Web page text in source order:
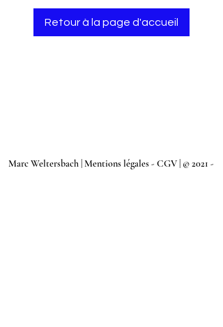
Retour à la page d'accueil
Marc Weltersbach | Mentions légales - CGV| © 2021 -